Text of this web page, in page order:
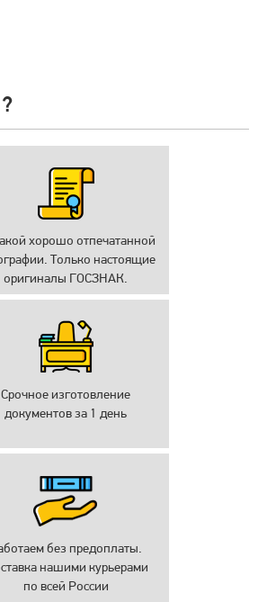
хорошо отпечатанной
Только настоящие
оригиналы ГОСЗНАК.
Срочное изготовление
документов за 1 день
без предоплаты.
нашими курьерами
по всей России